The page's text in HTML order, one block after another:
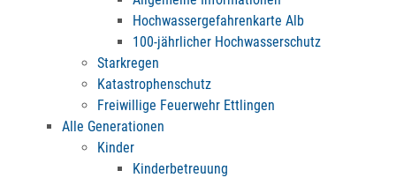
Hochwassergefahrenkarte Alb
100-jährlicher Hochwasserschutz
Starkregen
Katastrophenschutz
Freiwillige Feuerwehr Ettlingen
Alle Generationen
Kinder
Kinderbetreuung